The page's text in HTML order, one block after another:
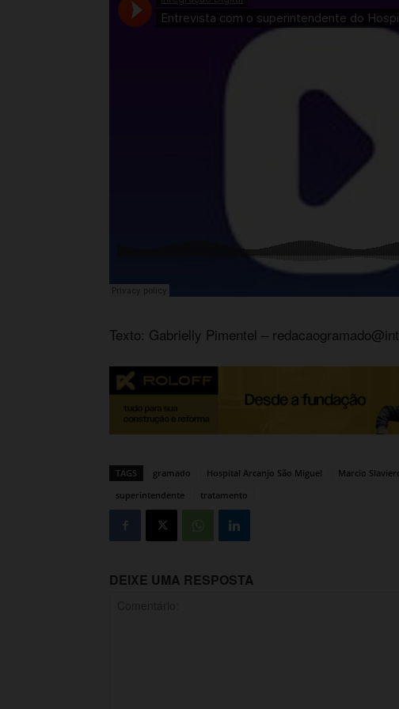
Texto: Gabrielly Pimentel –
TAGS gramado Hospital Arcanjo São Miguel Marcio
superintendente
tratamento
DEIXE UMA RESPOSTA